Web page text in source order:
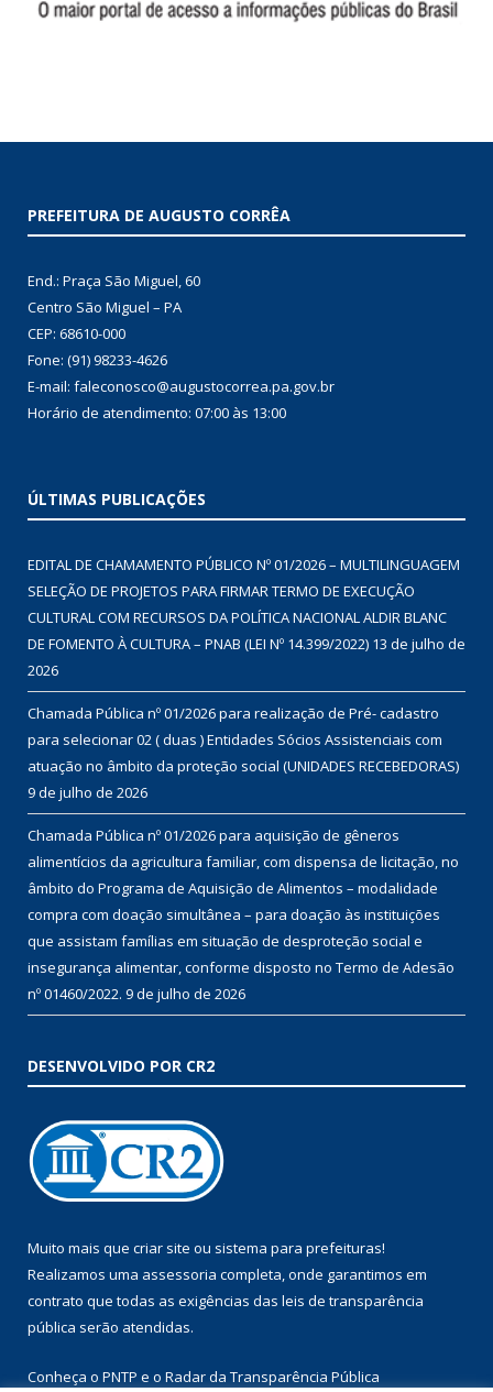
PREFEITURA DE AUGUSTO CORRÊA
End.: Praça São Miguel, 60
Centro São Miguel – PA
CEP: 68610-000
Fone: (91) 98233-4626
E-mail: faleconosco@augustocorrea.pa.gov.br
Horário de atendimento: 07:00 às 13:00
ÚLTIMAS PUBLICAÇÕES
EDITAL DE CHAMAMENTO PÚBLICO Nº 01/2026 – MULTILINGUAGEM
SELEÇÃO DE PROJETOS PARA FIRMAR TERMO DE EXECUÇÃO
CULTURAL COM RECURSOS DA POLÍTICA NACIONAL ALDIR BLANC
DE FOMENTO À CULTURA – PNAB (LEI Nº 14.399/2022) 13 de julho de
2026
Chamada Pública nº 01/2026 para realização de Pré- cadastro
para selecionar 02 ( duas ) Entidades Sócios Assistenciais com
atuação no âmbito da proteção social (UNIDADES RECEBEDORAS)
9 de julho de 2026
Chamada Pública nº 01/2026 para aquisição de gêneros
alimentícios da agricultura familiar, com dispensa de licitação, no
âmbito do Programa de Aquisição de Alimentos – modalidade
compra com doação simultânea – para doação às instituições
que assistam famílias em situação de desproteção social e
insegurança alimentar, conforme disposto no Termo de Adesão
nº 01460/2022. 9 de julho de 2026
DESENVOLVIDO POR CR2
Muito mais que criar site ou sistema para prefeituras!
Realizamos uma assessoria completa, onde garantimos em
contrato que todas as exigências das leis de transparência
pública serão atendidas.
Conheça o PNTP e o Radar da Transparência Pública